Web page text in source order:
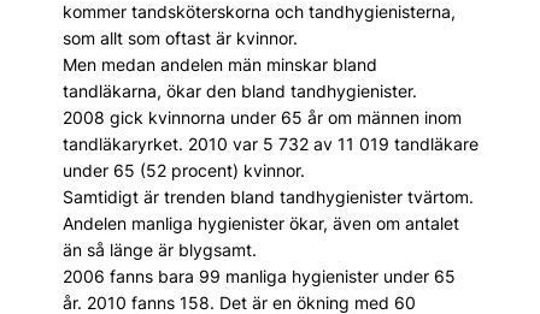
kommer tandsköterskorna och tandhygienisterna,
som allt som oftast är kvinnor.
Men medan andelen män minskar bland
tandläkarna, ökar den bland tandhygienister.
2008 gick kvinnorna under 65 år om männen inom
tandläkaryrket. 2010 var 5 732 av 11 019 tandläkare
under 65 (52 procent) kvinnor.
Samtidigt är trenden bland tandhygienister tvärtom.
Andelen manliga hygienister ökar, även om antalet
än så länge är blygsamt.
2006 fanns bara 99 manliga hygienister under 65
år. 2010 fanns 158. Det är en ökning med 60